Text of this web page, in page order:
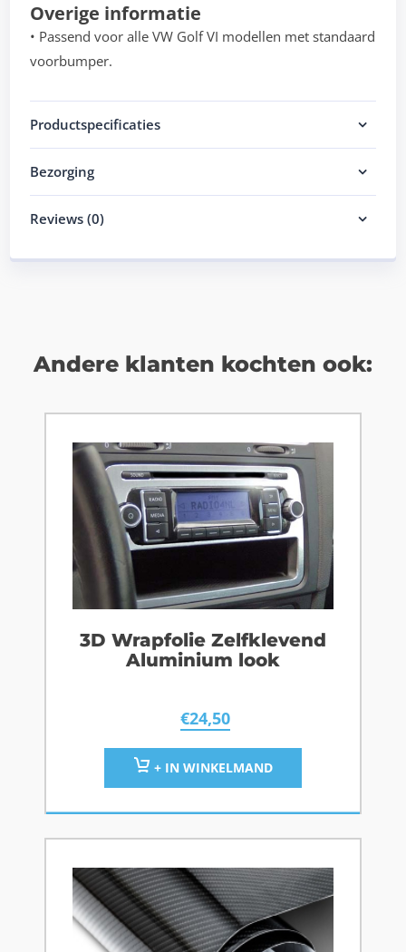
Overige informatie
• Passend voor alle VW Golf VI modellen met standaard
voorbumper.
Productspecificaties
Bezorging
Reviews (0)
Andere klanten kochten ook:
3D Wrapfolie Zelfklevend
Aluminium look
€24,50
+ IN WINKELMAND